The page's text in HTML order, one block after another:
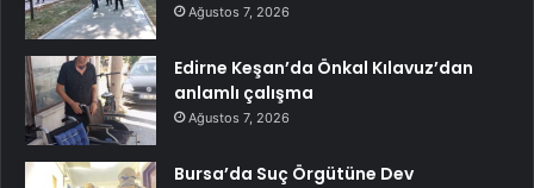
Ağustos 7, 2026
Edirne Keşan’da Önkal Kılavuz’dan
anlamlı çalışma
Ağustos 7, 2026
Bursa’da Suç Örgütüne Dev